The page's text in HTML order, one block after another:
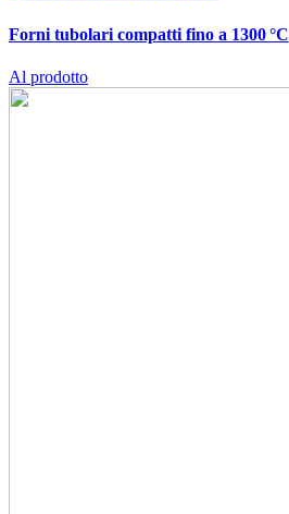
Forni tubolari compatti fino a 1300 °C
Al prodotto